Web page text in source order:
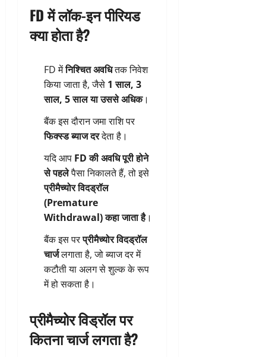
FD में लॉक-इन पीरियड
क्या होता है?
FD मेंनिश्चित अवधितक निवेश
किया जाता है, जैसे 1 साल, 3
साल, 5 साल या उससे अधिक।
बैंक इस दौरान जमा राशि पर
फिक्स्ड ब्याज दरदेता है।
यदि आप FD की अवधि पूरी होने
से पहलेपैसा निकालते हैं, तो इसे
प्रीमैच्योर विदड्रॉल
(Premature
Withdrawal) कहा जाता है।
बैंक इस परप्रीमैच्योर विदड्रॉल
चार्जलगाता है, जो ब्याज दर में
कटौती या अलग से शुल्क के रूप
में हो सकता है।
प्रीमैच्योर विड्रॉल पर
कितना चार्ज लगता है?